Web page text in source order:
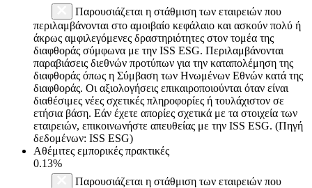
Παρουσιάζεται η στάθμιση των εταιρειών που
περιλαμβάνονται στο αμοιβαίο κεφάλαιο και ασκούν πολύ ή
άκρως αμφιλεγόμενες δραστηριότητες στον τομέα της
διαφθοράς σύμφωνα με την ISS ESG. Περιλαμβάνονται
παραβιάσεις διεθνών προτύπων για την καταπολέμηση της
διαφθοράς όπως η Σύμβαση των Ηνωμένων Εθνών κατά της
διαφθοράς. Οι αξιολογήσεις επικαιροποιούνται όταν είναι
διαθέσιμες νέες σχετικές πληροφορίες ή τουλάχιστον σε
ετήσια βάση. Εάν έχετε απορίες σχετικά με τα στοιχεία των
εταιρειών, επικοινωνήστε απευθείας με την ISS ESG. (Πηγή
δεδομένων: ISS ESG)
Αθέμιτες εμπορικές πρακτικές
0.13%
Παρουσιάζεται η στάθμιση των εταιρειών που